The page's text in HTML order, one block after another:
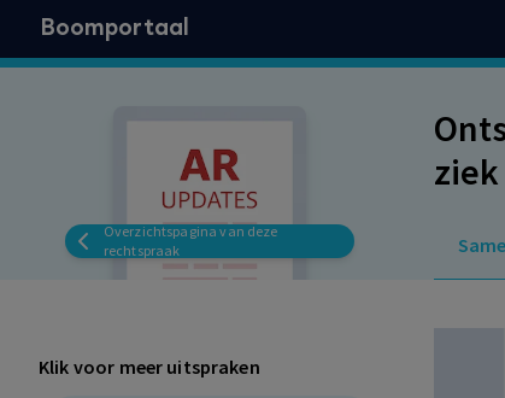
Boomportaal
Overzichtspagina van deze
rechtspraak
Klik voor meer uitspraken